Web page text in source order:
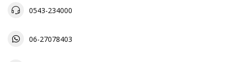
0543-234000
06-27078403